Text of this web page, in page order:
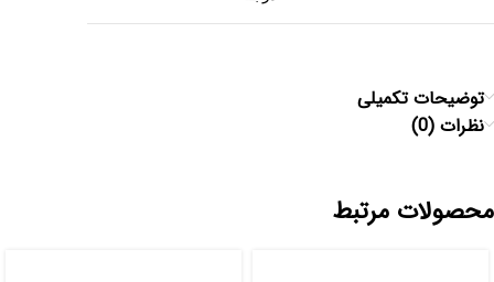
توضیحات تکمیلی
نظرات (0)
محصولات مرتبط